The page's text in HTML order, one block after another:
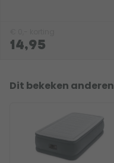
14,95
Dit bekeken anderen